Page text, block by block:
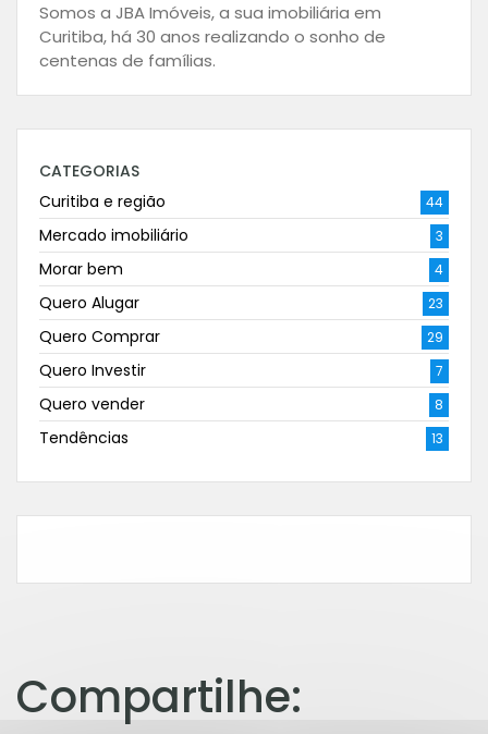
Somos a JBA Imóveis, a sua imobiliária em
Curitiba, há 30 anos realizando o sonho de
centenas de famílias.
CATEGORIAS
Curitiba e região
44
Mercado imobiliário 3
Morar bem 4
Quero Alugar 23
Quero Comprar 29
Quero Investir 7
Quero vender 8
Tendências 13
Compartilhe: